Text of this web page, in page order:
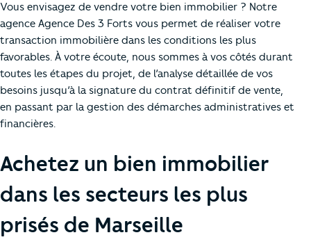
Vous envisagez de vendre votre bien immobilier ? Notre
agence Agence Des 3 Forts vous permet de réaliser votre
transaction immobilière dans les conditions les plus
favorables. À votre écoute, nous sommes à vos côtés durant
toutes les étapes du projet, de l’analyse détaillée de vos
besoins jusqu’à la signature du contrat définitif de vente,
en passant par la gestion des démarches administratives et
financières.
Achetez un bien immobilier
dans les secteurs les plus
prisés de Marseille